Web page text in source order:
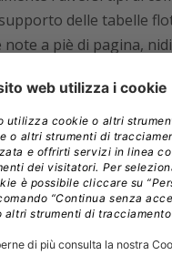
delle tabelle
a piè di pagina,
utente